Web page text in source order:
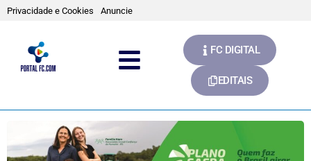
Privacidade e Cookies Anuncie
FC DIGITAL
EDITAIS